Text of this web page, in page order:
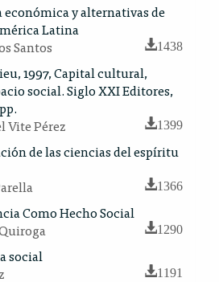
económica y alternativas de
Latina
Santos
1438
1997, Capital cultural,
social. Siglo XXI Editores,
Vite Pérez
1399
de las ciencias del espíritu
1366
Como Hecho Social
1290
social
1191